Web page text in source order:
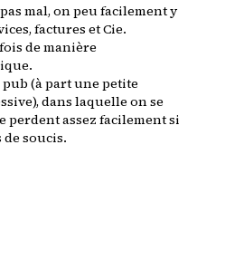
mal, on peu facilement y
factures et Cie.
de manière
(à part une petite
dans laquelle on se
perdent assez facilement si
soucis.